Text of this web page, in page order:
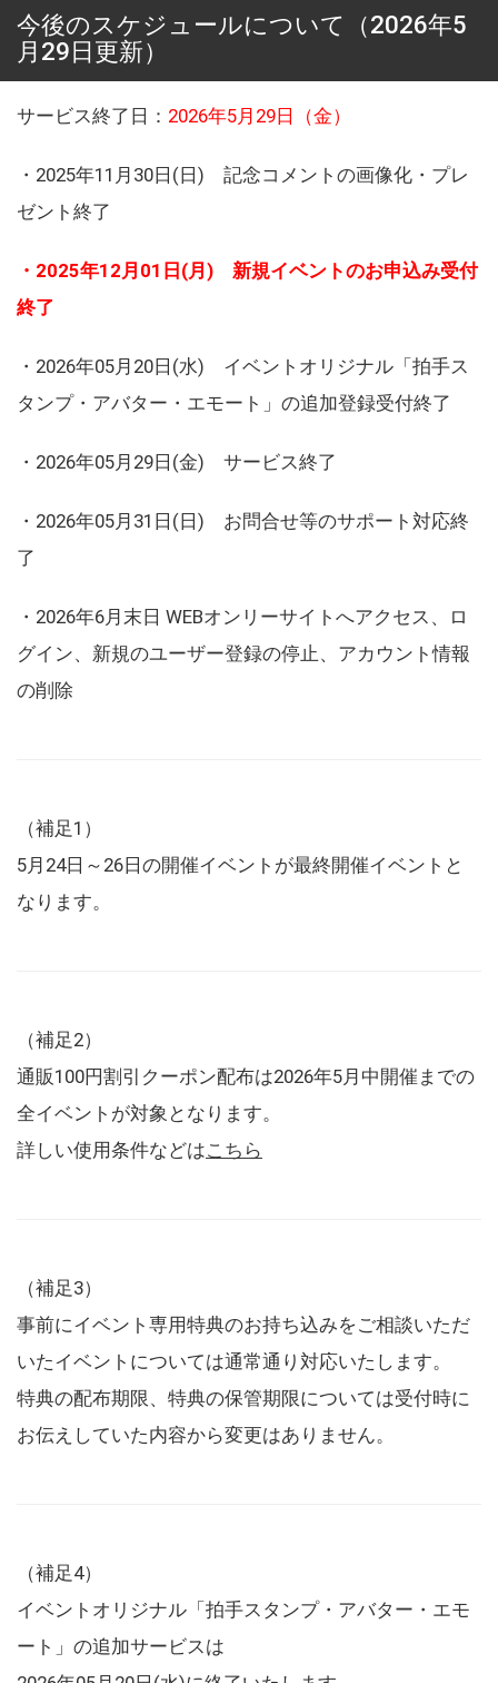
今後のスケジュールについて（2026年5
月29日更新）
サービス終了日： 2026年5月29日（金）
・2025年11月30日(日) 記念コメントの画像化・プレ
ゼント終了
・2025年12月01日(月) 新規イベントのお申込み受付
終了
・2026年05月20日(水) イベントオリジナル「拍手ス
タンプ・アバター・エモート」の追加登録受付終了
・2026年05月29日(金) サービス終了
・2026年05月31日(日) お問合せ等のサポート対応終
了
・2026年6月末日 WEBオンリーサイトへアクセス、ロ
グイン、新規のユーザー登録の停止、アカウント情報
の削除
（補足1）
5月24日～26日の開催イベントが最終開催イベントと
なります。
（補足2）
通販100円割引クーポン配布は2026年5月中開催までの
全イベントが対象となります。
詳しい使用条件などはこちら
（補足3）
事前にイベント専用特典のお持ち込みをご相談いただ
いたイベントについては通常通り対応いたします。
特典の配布期限、特典の保管期限については受付時に
お伝えしていた内容から変更はありません。
（補足4）
イベントオリジナル「拍手スタンプ・アバター・エモ
ート」の追加サービスは